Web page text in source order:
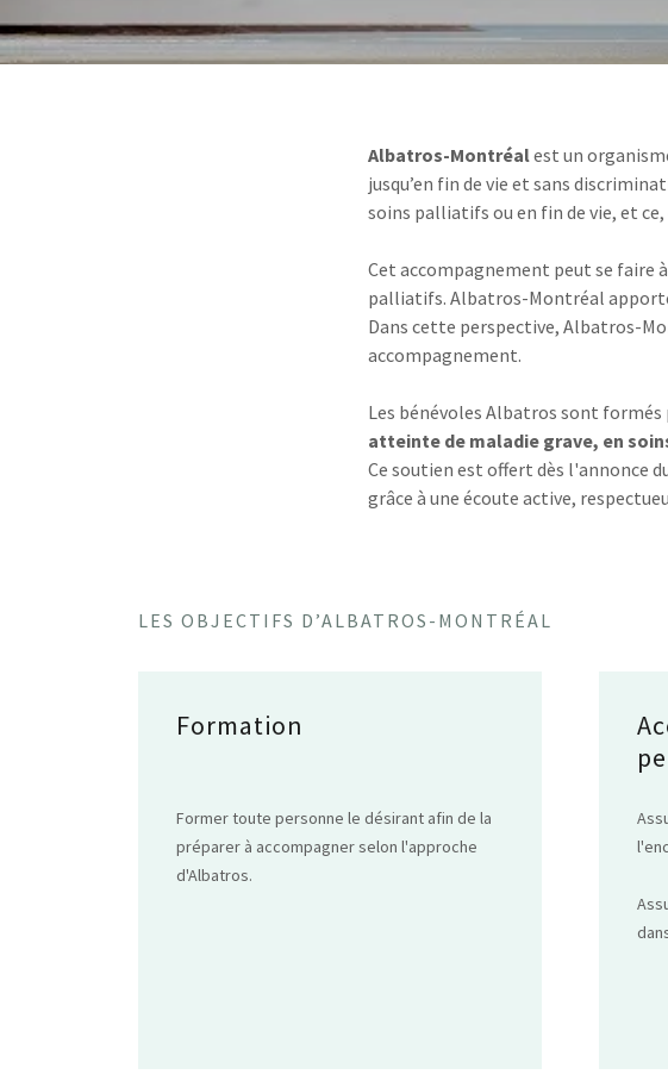
Albatros-Montréalest un
jusqu’en fin de vie et sans
soins palliatifs ou en fin de vie, et ce,
Cet accompagnement peut se faire
palliatifs. Albatros-Montréal
Dans cette perspective, Albatros-
accompagnement.
Les bénévoles Albatros sont
atteinte de maladie grave, en
Ce soutien est offert dès l'annonce
grâce à une écoute active,
LES OBJECTIFS D’ALBATROS-MONTRÉAL
Formation
Former toute personne le désirant afin de la
préparer à accompagner selon l'approche
d'Albatros.